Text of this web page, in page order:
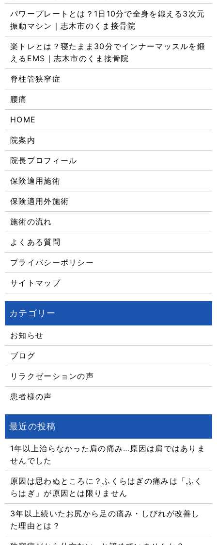
パワープレートとは？1日10分で全身を鍛える3次元
振動マシン｜志木市のくま接骨院
楽トレとは？寝たまま30分でインナーマッスルを鍛
えるEMS｜志木市のくま接骨院
脊柱管狭窄症
腰痛
HOME
院案内
院長プロフィール
保険適用施術
保険適用外施術
施術の流れ
よくある質問
プライバシーポリシー
サイトマップ
お知らせ
ブログ
リラクゼーションの声
患者様の声
1年以上治らなかった肩の痛み…原因は肩ではありま
せんでした
原因は思わぬところに？ふくらはぎの痛みは「ふく
らはぎ」が原因とは限りません
3年以上続いたお尻から足の痛み・しびれが改善し
た理由とは？